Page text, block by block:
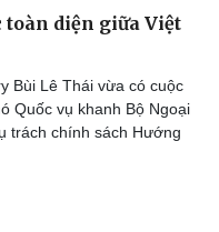
Câu chuyện thời sự
truyện đêm khuya
chuyện cho bé
giống tâm hồn
toàn diện giữa Việt
Bùi Lê Thái vừa có cuộc
Quốc vụ khanh Bộ Ngoại
trách chính sách Hướng